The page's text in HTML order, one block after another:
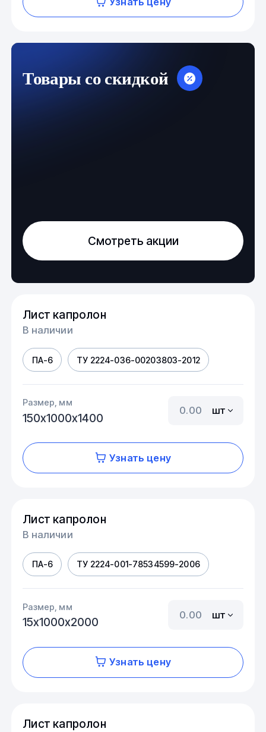
Товары со скидкой
Смотреть акции
Лист капролон
В наличии
ПА-6 ТУ 2224-036-00203803-2012
Размер, мм
150х1000х1400
шт
Узнать цену
Лист капролон
В наличии
ПА-6 ТУ 2224-001-78534599-2006
Размер, мм
15х1000х2000
шт
Узнать цену
Лист капролон